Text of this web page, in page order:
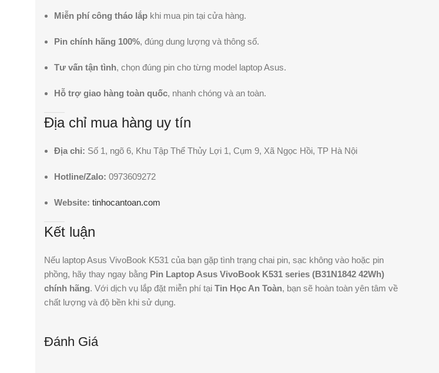
Miễn phí công tháo lắp khi mua pin tại cửa hàng.
Pin chính hãng 100%, đúng dung lượng và thông số.
Tư vấn tận tình, chọn đúng pin cho từng model laptop Asus.
Hỗ trợ giao hàng toàn quốc, nhanh chóng và an toàn.
Địa chỉ mua hàng uy tín
Địa chỉ: Số 1, ngõ 6, Khu Tập Thể Thủy Lợi 1, Cụm 9, Xã Ngọc Hồi, TP Hà Nội
Hotline/Zalo: 0973609272
Website: tinhocantoan.com
Kết luận
Nếu laptop Asus VivoBook K531 của bạn gặp tình trạng chai pin, sạc không vào hoặc pin
phồng, hãy thay ngay bằng Pin Laptop Asus VivoBook K531 series (B31N1842 42Wh)
chính hãng. Với dịch vụ lắp đặt miễn phí tại Tin Học An Toàn, bạn sẽ hoàn toàn yên tâm về
chất lượng và độ bền khi sử dụng.
Đánh Giá